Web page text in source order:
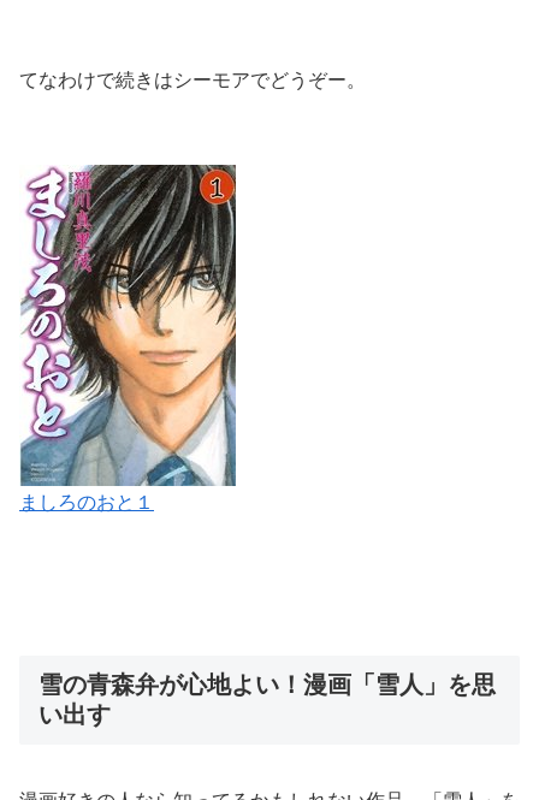
てなわけで続きはシーモアでどうぞー。
ましろのおと１
雪の青森弁が心地よい！漫画「雪人」を思
い出す